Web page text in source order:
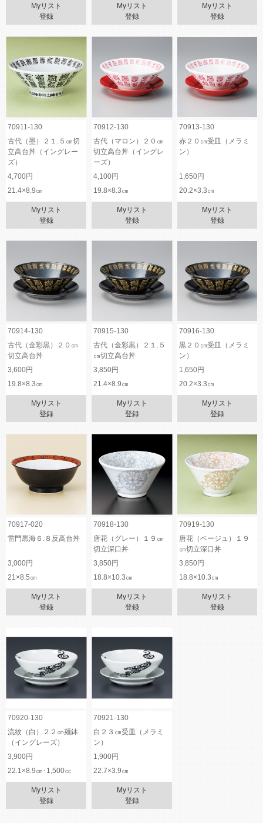
Myリスト
登録
Myリスト
登録
Myリスト
登録
70911-130 70912-130
70913-130
古代（墨）２１.５㎝切
立高台丼（イングレー
ズ）
古代（マロン）２０㎝
切立高台丼（イングレ
ーズ）
赤２０㎝受皿（メラミ
ン）
4,700円 4,100円
1,650円
21.4×8.9㎝
19.8×8.3㎝ 20.2×3.3㎝
Myリスト
登録
Myリスト
登録
Myリスト
登録
70914-130 70915-130
70916-130
古代（金彩黒）２０㎝
切立高台丼
古代（金彩黒）２１.５
㎝切立高台丼
黒２０㎝受皿（メラミ
ン）
3,600円
3,850円
1,650円
19.8×8.3㎝
21.4×8.9㎝ 20.2×3.3㎝
Myリスト
登録
Myリスト
登録
Myリスト
登録
70917-020 70918-130
70919-130
雷門黒海６.８反高台丼
唐花（グレー）１９㎝
切立深口丼
唐花（ベージュ）１９
㎝切立深口丼
3,000円
3,850円
3,850円
21×8.5㎝
18.8×10.3㎝ 18.8×10.3㎝
Myリスト
登録
Myリスト
登録
Myリスト
登録
70920-130
70921-130
流紋（白）２２㎝麺鉢
（イングレーズ）
白２３㎝受皿（メラミ
ン）
3,900円
1,900円
22.1×8.9㎝･1,500㏄
22.7×3.9㎝
Myリスト
登録
Myリスト
登録